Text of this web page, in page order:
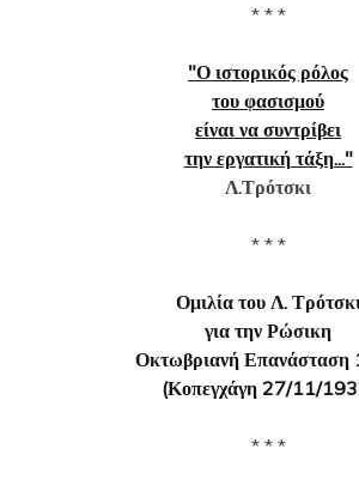
* * *
"Ο ιστορικός ρόλος
του φασισμού
είναι να συντρίβει
την εργατική τάξη..."
Λ.Τρότσκι
* * *
Ομιλία του Λ. Τρότσκι
για την Ρώσικη
Οκτωβριανή Επανάσταση
(Κοπεγχάγη 27/11/
* * *